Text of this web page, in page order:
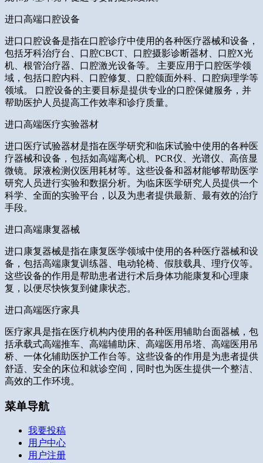
进口高端口腔设备
进口口腔设备是指在口腔诊疗中使用的各种医疗器械和设备，
包括牙科治疗台、口腔CBCT、口腔摄影诊断器材、口腔X光
机、根管治疗器、口腔激光设备等。 主要应用于口腔医学领
域，包括口腔内科、口腔修复、口腔颌面外科、口腔病理学等
领域。 口腔设备的主要目标是提供专业的口腔保健服务，并
帮助医护人员提高工作效率和诊疗质量。
进口高端医疗实验器材
进口医疗试验器材是指在医学研究和临床试验中使用的各种医
疗器械和设备，包括如高端离心机、PCR仪、光谱仪、高倍显
微镜。尿液检测仪医用耗材等。这些设备和器材能够帮助医学
研究人员进行实验和数据分析。为临床医学研究人员提供一个
科学、全面的实验平台，以及为患者提供最新、最有效的治疗
手段。
进口高端康复器械
进口康复器械是指在康复医学领域中使用的各种医疗器械和设
备，包括高端康复训练器、电动轮椅、假肢载具、理疗仪等。
这些设备的作用是帮助患者进行术后身体功能康复和心理康
复，以便尽快恢复到健康状态。
进口高端医疗家具
医疗家具是指在医疗机构内使用的各种医用辅助台面器械，包
括承载式高端推车、高端辅助床、高端医用吊塔、高端医用吊
桥、一体化辅助医护工作台等。这些设备的作用是为患者提供
舒适、安全的床位和就诊空间，同时也为医生提供一个整洁、
高效的工作环境。
菜单导航
我要投稿
用户中心
用户注册